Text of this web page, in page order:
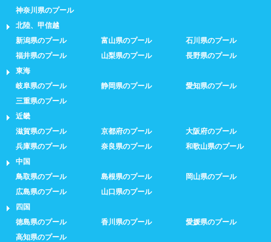
神奈川県のプール
北陸、甲信越
新潟県のプール
富山県のプール
石川県のプール
福井県のプール
山梨県のプール
長野県のプール
東海
岐阜県のプール
静岡県のプール
愛知県のプール
三重県のプール
近畿
滋賀県のプール
京都府のプール
大阪府のプール
兵庫県のプール
奈良県のプール
和歌山県のプール
中国
鳥取県のプール
島根県のプール
岡山県のプール
広島県のプール
山口県のプール
四国
徳島県のプール
香川県のプール
愛媛県のプール
高知県のプール